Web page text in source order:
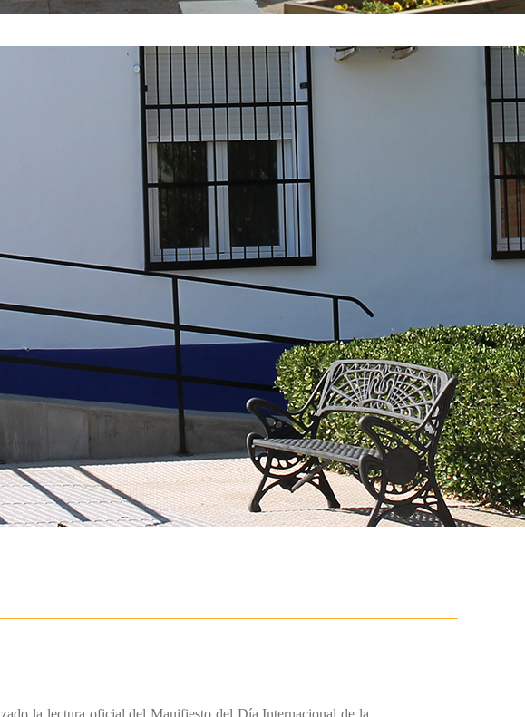
la lectura oficial del Manifiesto del Día Internacional de la